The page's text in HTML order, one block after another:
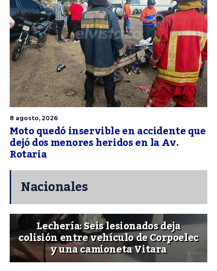
8 agosto, 2026
Moto quedó inservible en accidente que
dejó dos menores heridos en la Av.
Rotaria
Nacionales
Lechería: Seis lesionados deja
colisión entre vehículo de Corpoelec
y una camioneta Vitara